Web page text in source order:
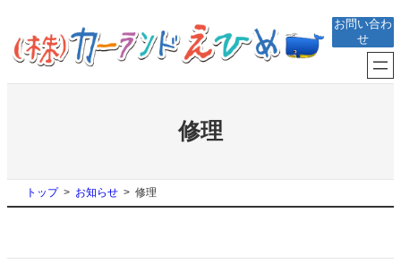
を
ス
キ
お問い合わ
せ
修理
トップ お知らせ 修理